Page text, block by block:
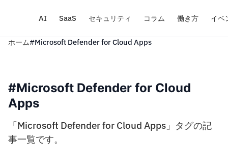
AI SaaS セキュリティ コラム 働き方 イベ
ホーム#Microsoft Defender for Cloud Apps
#Microsoft Defender for Cloud
Apps
「Microsoft Defender for Cloud Apps」タグの記
事一覧です。